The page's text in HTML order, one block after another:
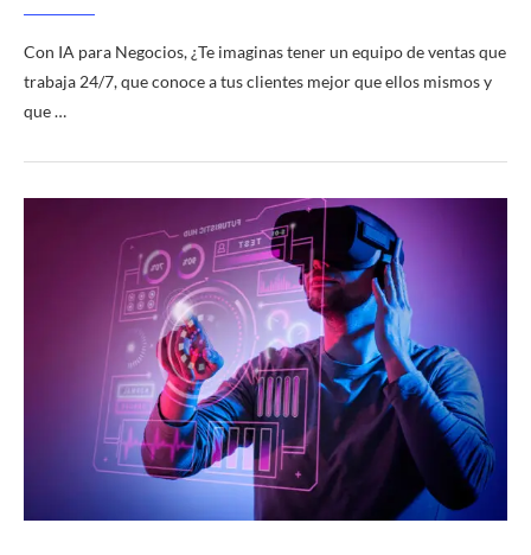
Con IA para Negocios, ¿Te imaginas tener un equipo de ventas que
trabaja 24/7, que conoce a tus clientes mejor que ellos mismos y
que …